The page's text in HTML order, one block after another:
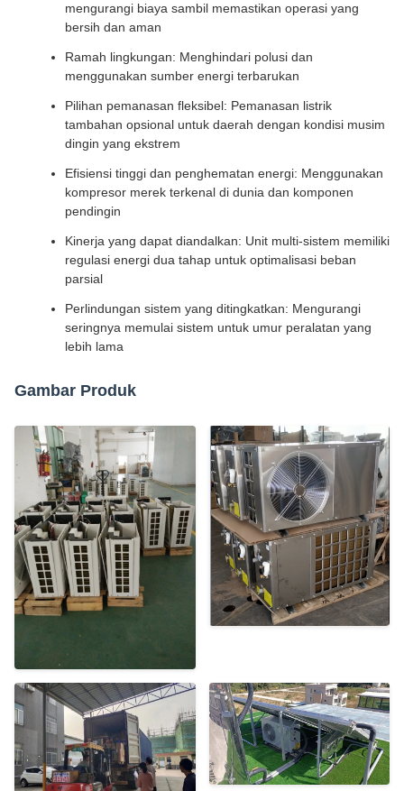
mengurangi biaya sambil memastikan operasi yang
bersih dan aman
Ramah lingkungan: Menghindari polusi dan
menggunakan sumber energi terbarukan
Pilihan pemanasan fleksibel: Pemanasan listrik
tambahan opsional untuk daerah dengan kondisi musim
dingin yang ekstrem
Efisiensi tinggi dan penghematan energi: Menggunakan
kompresor merek terkenal di dunia dan komponen
pendingin
Kinerja yang dapat diandalkan: Unit multi-sistem memiliki
regulasi energi dua tahap untuk optimalisasi beban
parsial
Perlindungan sistem yang ditingkatkan: Mengurangi
seringnya memulai sistem untuk umur peralatan yang
lebih lama
Gambar Produk